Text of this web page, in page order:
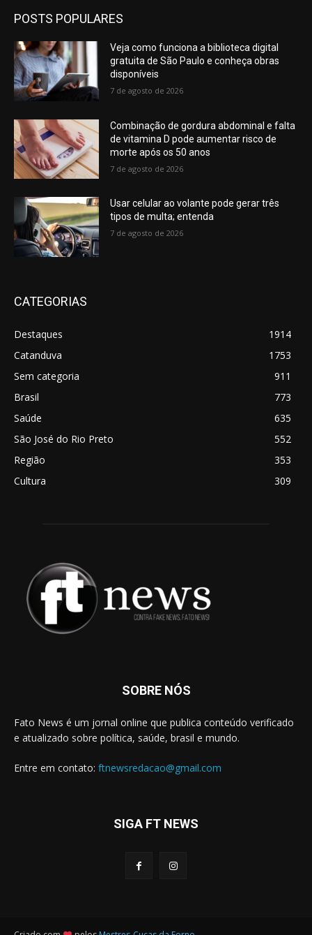
POSTS POPULARES
Veja como funciona a biblioteca digital
gratuita de São Paulo e conheça obras
disponíveis
7 de agosto de 2026
Combinação de gordura abdominal e falta
de vitamina D pode aumentar risco de
morte após os 50 anos
7 de agosto de 2026
Usar celular ao volante pode gerar três
tipos de multa; entenda
7 de agosto de 2026
CATEGORIAS
Destaques
1914
Catanduva
1753
Sem categoria
911
Brasil
773
Saúde
635
São José do Rio Preto
552
Região
353
Cultura
309
SOBRE NÓS
Fato News é um jornal online que publica conteúdo verificado
e atualizado sobre política, saúde, brasil e mundo.
Entre em contato: ftnewsredacao@gmail.com
SIGA FT NEWS